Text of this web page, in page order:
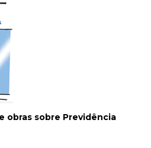
obras sobre Previdência